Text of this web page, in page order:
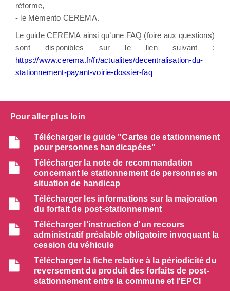
réforme,
- le Mémento CEREMA.
Le guide CEREMA ainsi qu’une FAQ (foire aux questions)
sont disponibles sur le lien suivant :
https://www.cerema.fr/fr/actualites/decentralisation-du-
stationnement-payant-voirie-dossier-faq
Pour aller plus loin
Télécharger le guide "Cartes de stationnement
pour personnes handicapées"
Télécharger la note de recommandation
concernant le stationnement de personnes en
situation de handicap
Télécharger les informations sur la majoration
du forfait de post-stationnement
Télécharger l’instruction d'un recours
administratif préalable obligatoire invoquant la
cession du véhicule
Télécharger la fiche relative à la périodicité du
reversement du produit des forfaits de post-
stationnement entre la commune et l'EPCI